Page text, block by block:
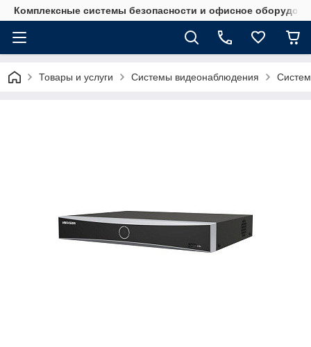
Комплексные системы безопасности и офисное
Товары и услуги Системы видеонаблюдения